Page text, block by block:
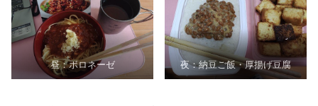
昼：ボロネーゼ 夜：納豆ご飯・厚揚げ豆腐